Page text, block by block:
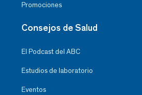
Promociones
Consejos de Salud
El Podcast del ABC
Estudios de laboratorio
Eventos